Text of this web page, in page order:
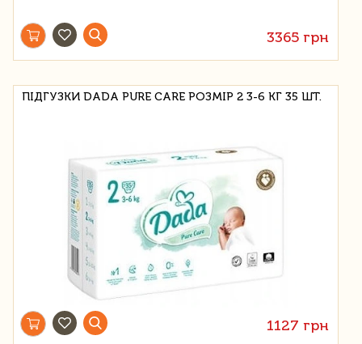
3365 грн
ПІДГУЗКИ DADA PURE CARE РОЗМІР 2 3-6 КГ 35 ШТ.
1127 грн